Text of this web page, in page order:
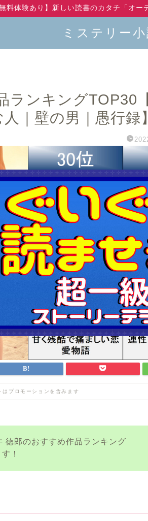
料体験あり】新しい読書のカタチ「オー
ミステリー
ランキングTOP30
｜壁の男｜愚行録】
プロモーションを含みます
徳郎のおすすめ作品ランキング
！